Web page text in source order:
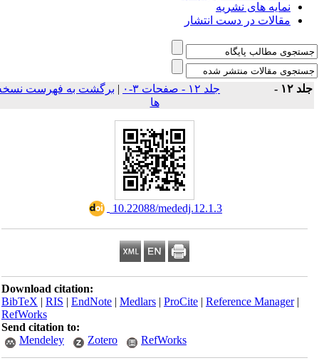
نمایه های نشریه
مقالات در دست انتشار
۱۲ - جلد ۱۲ - صفحات ۳-۰ | برگشت به فهرست نسخه
ها
‎ 10.22088/mededj.12.1.3
Download citation:
BibTeX|RIS|EndNote|Medlars|ProCite|Reference Manager
RefWorks
Send citation to:
Mendeley
Zotero RefWorks